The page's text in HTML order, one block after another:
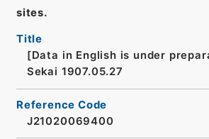
sites.
Title
[Data in English is under
Sekai 1907.05.27
Reference Code
J21020069400